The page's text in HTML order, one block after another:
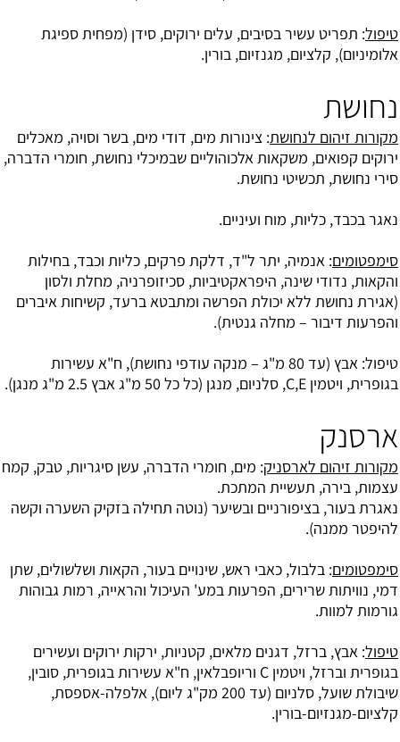
טיפול: תפריט עשיר בסיבים, עלים ירוקים, סידן (מפחית ספיגת
אלומיניום), קלציום, מגנזיום, בורין.
נחושת
מקורות זיהום לנחושת: צינורות מים, דודי מים, בשר וסויה, מאכלים
ירוקים קפואים, משקאות אלכוהוליים שבמיכלי נחושת, חומרי הדברה,
סירי נחושת, תכשיטי נחושת.
נאגר בכבד, כליות, מוח ועיניים.
סימפטומים: אנמיה, יתר ל"ד, דלקת פרקים, כליות וכבד, בחילות
והקאות, נדודי שינה, היפראקטיביות, סכיזופרניה, מחלת ולסון
(אגירת נחושת ללא יכולת הפרשה ומתבטא ברעד, קשיחות איברים
והפרעות דיבור – מחלה גנטית).
טיפול: אבץ (עד 80 מ"ג – מנקה עודפי נחושת), ח"א עשירות
בגופרית, ויטמין C,E, סלניום, מנגן (כל כל 50 מ"ג אבץ 2.5 מ"ג מנגן).
ארסנק
מקורות זיהום לארסניק: מים, חומרי הדברה, עשן סיגריות, טבק, קמח
עצמות, בירה, תעשיית המתכת.
נאגרת בעור, בציפורניים ובשיער (נוטה תחילה בזקיק השערה וקשה
להיפטר ממנה).
סימפטומים: בלבול, כאבי ראש, שינויים בעור, הקאות ושלשולים, שתן
דמי, נוויתות שרירים, הפרעות במע' העיכול והראייה, רמות גבוהות
גורמות למוות.
טיפול: אבץ, ברזל, דגנים מלאים, קטניות, ירקות ירוקים ועשירים
בגופרית וברזל, ויטמין C וריופבלאין, ח"א עשירות בגופרית, סובין,
שיבולת שועל, סלניום (עד 200 מק"ג ליום), אלפלה-אספסת,
קלציום-מגנזיום-בורין.